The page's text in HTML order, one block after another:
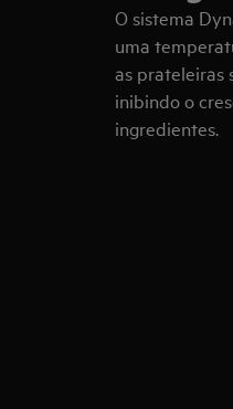
O sistema
uma
as prateleiras
inibindo o
ingredientes.